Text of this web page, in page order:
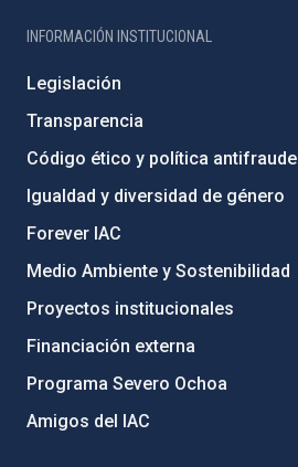
INFORMACIÓN INSTITUCIONAL
Legislación
Transparencia
Código ético y política antifraude
Igualdad y diversidad de género
Forever IAC
Medio Ambiente y Sostenibilidad
Proyectos institucionales
Financiación externa
Programa Severo Ochoa
Amigos del IAC